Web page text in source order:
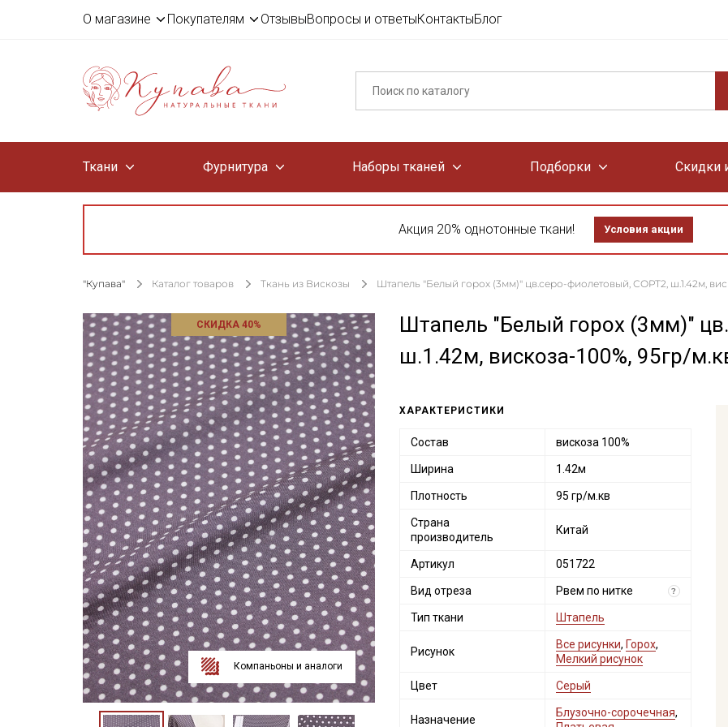
О магазине Покупателям ОтзывыВопросы и ответыКонтактыБлог
Ткани Фурнитура Наборы тканей Подборки Скидки
Акция 20% однотонные ткани! Условия акции
"Купава" Каталог товаров Ткань из Вискозы Штапель "Белый горох (3мм)" цв.серо-фиолетовый, СОРТ2, ш.1.42м,
СКИДКА 40%
Компаньоны и аналоги
Штапель "Белый горох (3мм)"
ш.1.42м, вискоза-100%, 95гр/
ХАРАКТЕРИСТИКИ
Состав вискоза 100%
Ширина 1.42м
Плотность 95 гр/м.кв
Страна
производитель
Китай
Артикул 051722
Вид отреза Рвем по нитке ?
Тип ткани Штапель
Рисунок
Все рисунки, Горох,
Мелкий рисунок
Цвет Серый
Назначение
Блузочно-сорочечная,